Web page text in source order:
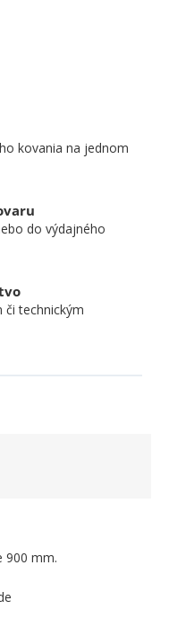
kovania na jednom
do výdajného
technickým
900 mm.